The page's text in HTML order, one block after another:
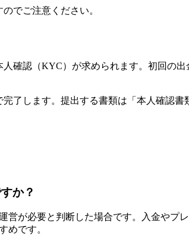
でご注意ください。
確認（KYC）が求められます。初回の
了します。提出する書類は「本人確認
か？
が必要と判断した場合です。入金やプ
めです。